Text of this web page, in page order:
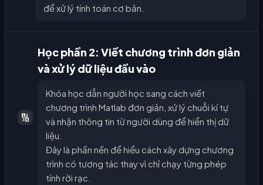
để xử lý tính toán cơ bản.
🔢
Học phần 2: Viết chương trình đơn giản
và xử lý dữ liệu đầu vào
Khóa học dẫn người học sang cách viết
chương trình Matlab đơn giản, xử lý chuỗi kí tự
và nhận thông tin từ người dùng để hiển thị dữ
liệu.
Đây là phần nền để hiểu cách xây dựng chương
trình có tương tác thay vì chỉ chạy từng phép
tính rời rạc.